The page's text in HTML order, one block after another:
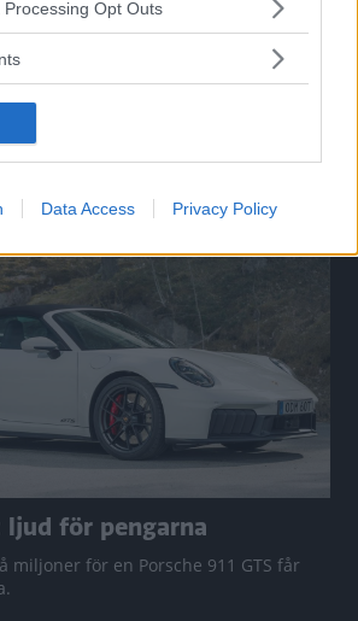
or usage behaviour. You may click to
specified purposes in below Google
Opt Outs
Data Access Privacy Policy
Toyota RAV4
mot Audi Q3 och Mazda CX-5.
ljud för pengarna
miljoner för en Porsche 911 GTS får